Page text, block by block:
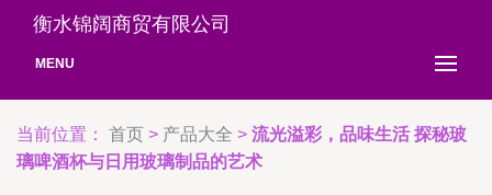
衡水锦阔商贸有限公司
MENU
当前位置： 首页 > 产品大全 > 流光溢彩，品味生活 探秘玻
璃啤酒杯与日用玻璃制品的艺术